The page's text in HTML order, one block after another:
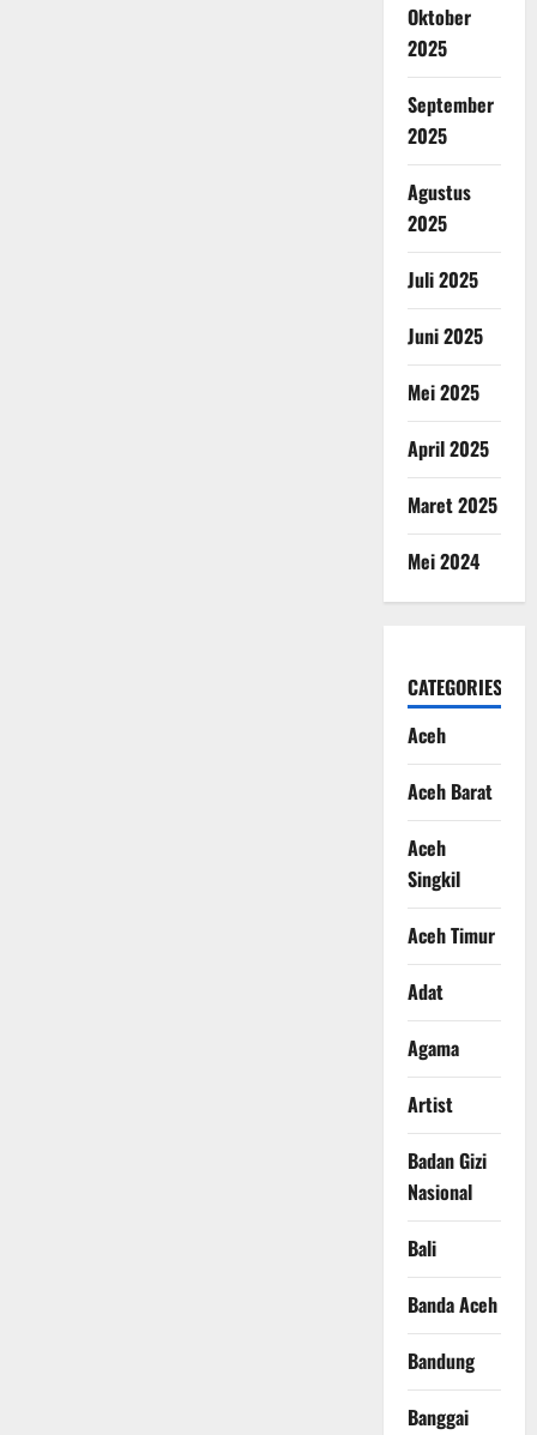
Oktober
2025
September
2025
Agustus
2025
Juli 2025
Juni 2025
Mei 2025
April 2025
Maret 2025
Mei 2024
CATEGORIES
Aceh
Aceh Barat
Aceh
Singkil
Aceh Timur
Adat
Agama
Artist
Badan Gizi
Nasional
Bali
Banda Aceh
Bandung
Banggai